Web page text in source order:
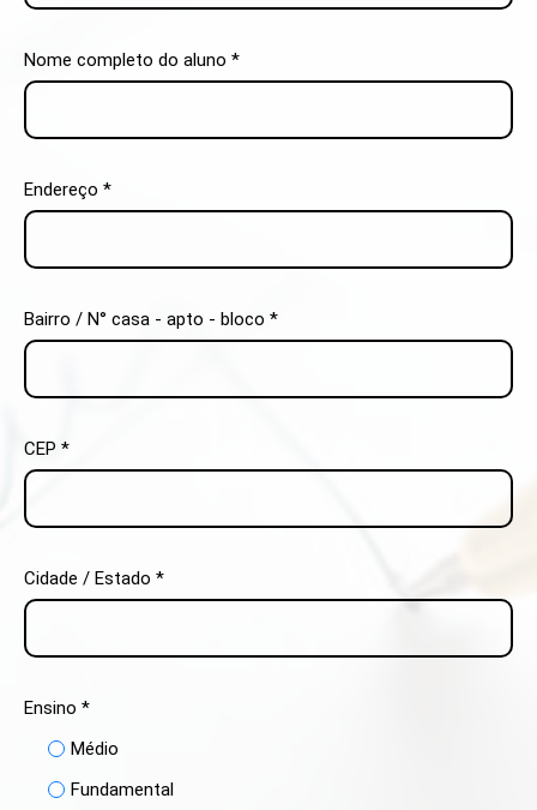
Nome completo do aluno *
Endereço *
Bairro / N° casa - apto - bloco *
CEP *
Cidade / Estado *
Ensino *
Médio
Fundamental